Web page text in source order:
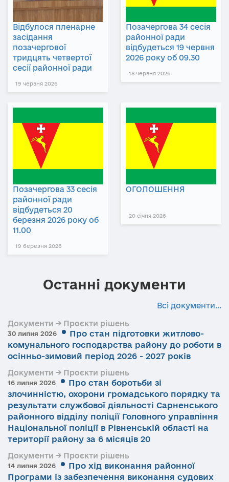
Відбулося пленарне
засідання
позачергової
тридцять четвертої
сесії районної ради
19 червня 2026
Позачергова 34 сесія
районної ради
відбудеться 19 червня
2026 року об 09.30
18 червня 2026
Позачергова 33 сесія
районної ради
відбудеться 20
березня 2026 року об
11.00
19 березня 2026
ОГОЛОШЕННЯ
20 січня 2026
Останні документи
Всі документи...
Документи → Проєкти рішень
30 липня 2026
Про стан підготовки житлово-
комунального господарства району до роботи в
осінньо-зимовий період 2026 - 2027 років
Документи → Проєкти рішень
16 липня 2026
Про стан боротьби зі
злочинністю, охорони громадського порядку та
результати службової діяльності Сарненського
районного відділу поліції Головного управління
Національної поліції в Рівненській області на
території району за 6 місяців 20
Документи → Проєкти рішень
14 липня 2026
Про хід виконання районної
Програми із забезпечення виконання судових